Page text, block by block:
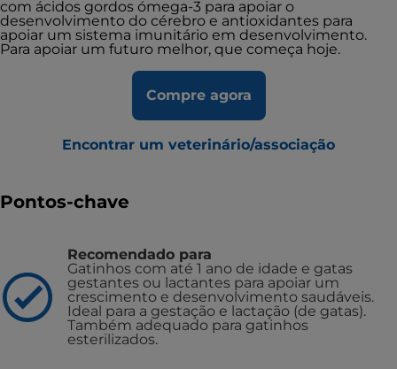
com ácidos gordos ómega-3 para apoiar o
desenvolvimento do cérebro e antioxidantes para
apoiar um sistema imunitário em desenvolvimento.
Para apoiar um futuro melhor, que começa hoje.
Compre agora
Encontrar um veterinário/associação
Pontos-chave
Recomendado para
Gatinhos com até 1 ano de idade e gatas
gestantes ou lactantes para apoiar um
crescimento e desenvolvimento saudáveis.
Ideal para a gestação e lactação (de gatas).
Também adequado para gatinhos
esterilizados.